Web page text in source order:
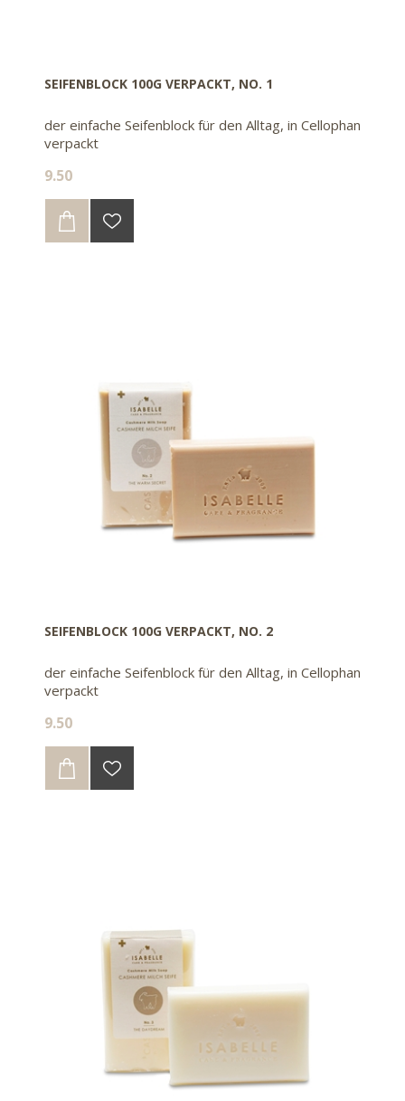
SEIFENBLOCK 100G VERPACKT, NO. 1
der einfache Seifenblock für den Alltag, in Cellophan
verpackt
9.50
SEIFENBLOCK 100G VERPACKT, NO. 2
der einfache Seifenblock für den Alltag, in Cellophan
verpackt
9.50